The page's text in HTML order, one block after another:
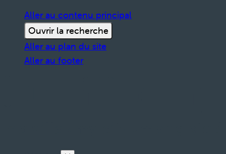
Aller au contenu principal
Ouvrir la recherche
Aller au plan du site
Aller au footer